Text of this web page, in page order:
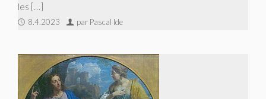
les […]
8.4.2023 par Pascal Ide